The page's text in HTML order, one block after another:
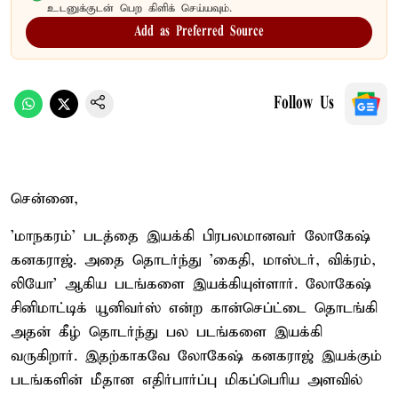
உடனுக்குடன் பெற கிளிக் செய்யவும்.
Add as Preferred Source
Follow Us
சென்னை,
'மாநகரம்' படத்தை இயக்கி பிரபலமானவர் லோகேஷ்
கனகராஜ். அதை தொடர்ந்து 'கைதி, மாஸ்டர், விக்ரம்,
லியோ' ஆகிய படங்களை இயக்கியுள்ளார். லோகேஷ்
சினிமாட்டிக் யூனிவர்ஸ் என்ற கான்செப்ட்டை தொடங்கி
அதன் கீழ் தொடர்ந்து பல படங்களை இயக்கி
வருகிறார். இதற்காகவே லோகேஷ் கனகராஜ் இயக்கும்
படங்களின் மீதான எதிர்பார்ப்பு மிகப்பெரிய அளவில்